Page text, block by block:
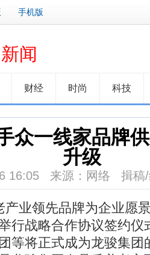
手机版
新闻
财经 时尚 科技
众一线家品牌
升级
16:05 来源：网络 揖
产业领先品牌为企业愿
行战略合作协议签约仪
等将正式成为龙骏集